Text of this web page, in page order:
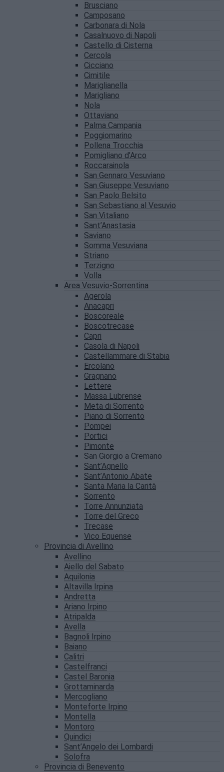
Brusciano
Camposano
Carbonara di Nola
Casalnuovo di Napoli
Castello di Cisterna
Cercola
Cicciano
Cimitile
Mariglianella
Marigliano
Nola
Ottaviano
Palma Campania
Poggiomarino
Pollena Trocchia
Pomigliano d’Arco
Roccarainola
San Gennaro Vesuviano
San Giuseppe Vesuviano
San Paolo Belsito
San Sebastiano al Vesuvio
San Vitaliano
Sant’Anastasia
Saviano
Somma Vesuviana
Striano
Terzigno
Volla
Area Vesuvio-Sorrentina
Agerola
Anacapri
Boscoreale
Boscotrecase
Capri
Casola di Napoli
Castellammare di Stabia
Ercolano
Gragnano
Lettere
Massa Lubrense
Meta di Sorrento
Piano di Sorrento
Pompei
Portici
Pimonte
San Giorgio a Cremano
Sant’Agnello
Sant’Antonio Abate
Santa Maria la Carità
Sorrento
Torre Annunziata
Torre del Greco
Trecase
Vico Equense
Provincia di Avellino
Avellino
Aiello del Sabato
Aquilonia
Altavilla Irpina
Andretta
Ariano Irpino
Atripalda
Avella
Bagnoli Irpino
Baiano
Calitri
Castelfranci
Castel Baronia
Grottaminarda
Mercogliano
Monteforte Irpino
Montella
Montoro
Quindici
Sant’Angelo dei Lombardi
Solofra
Provincia di Benevento